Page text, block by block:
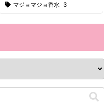
マジョマジョ香水 3